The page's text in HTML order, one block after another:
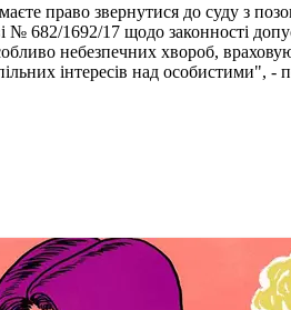
право звернутися до суду з
682/1692/17 щодо законності
небезпечних хвороб,
інтересів над особистими", -